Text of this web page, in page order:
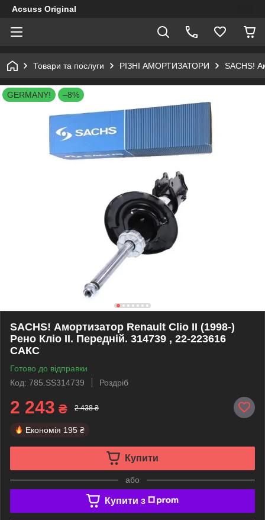
Acsuss Original
Товари та послуги РІЗНІ АМОРТИЗАТОРИ SACHS!
GERMANY! –8%
SACHS! Амортизатор Renault Clio II (1998-)
Рено Кліо II. Передній. 314739 , 22-223616
САКС
Готово до відправки
Код: 785.SS314739
Роздріб
2 243 ₴ 2 438 ₴
Економія 195 ₴
Купити
або
Купити з